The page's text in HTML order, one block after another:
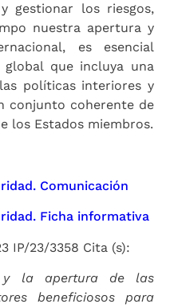
gestionar los riesgos,
nuestra apertura y
es esencial
que incluya una
políticas interiores y
conjunto coherente de
los Estados miembros.
Comunicación
Ficha informativa
IP/23/3358 Cita (s):
y la apertura de las
beneficiosos para